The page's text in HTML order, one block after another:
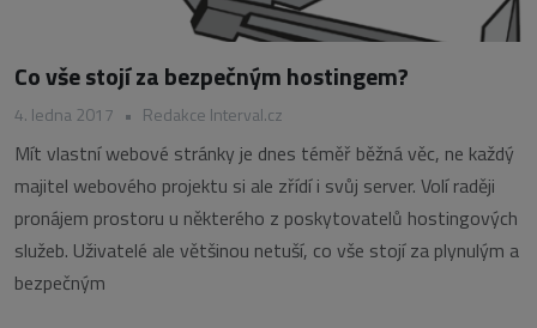
Co vše stojí za bezpečným hostingem?
4. ledna 2017 • Redakce Interval.cz
Mít vlastní webové stránky je dnes téměř běžná věc, ne každý
majitel webového projektu si ale zřídí i svůj server. Volí raději
pronájem prostoru u některého z poskytovatelů hostingových
služeb. Uživatelé ale většinou netuší, co vše stojí za plynulým a
bezpečným